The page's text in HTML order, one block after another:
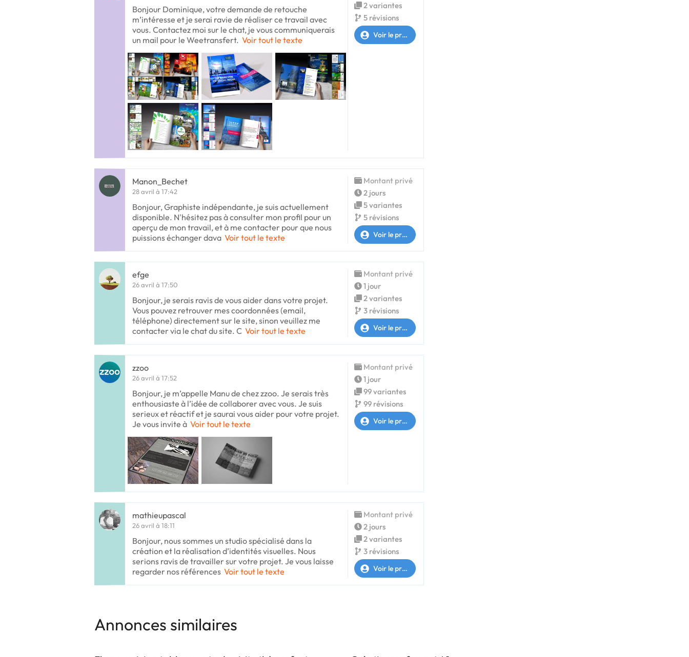
Bonjour Dominique, votre demande de retouche
m’intéresse et je serai ravie de réaliser ce travail avec
vous. Contactez moi sur le chat, je vous communiquerais
un mail pour le Weetransfert. Voir tout le texte
2 variantes
5 révisions
Voir le profil
Manon_Bechet
28 avril à 17:42
Bonjour, Graphiste indépendante, je suis actuellement
disponible. N'hésitez pas à consulter mon profil pour un
aperçu de mon travail, et à me contacter pour que nous
puissions échanger dava Voir tout le texte
Montant privé
2 jours
5 variantes
5 révisions
Voir le profil
efge
26 avril à 17:50
Bonjour, je serais ravis de vous aider dans votre projet.
Vous pouvez retrouver mes coordonnées (email,
téléphone) directement sur le site, sinon veuillez me
contacter via le chat du site. C Voir tout le texte
Montant privé
1 jour
2 variantes
3 révisions
Voir le profil
zzoo
26 avril à 17:52
Bonjour, je m’appelle Manu de chez zzoo. Je serais très
enthousiaste à l’idée de collaborer avec vous. Je suis
serieux et réactif et je saurai vous aider pour votre projet.
Je vous invite à Voir tout le texte
Montant privé
1 jour
99 variantes
99 révisions
Voir le profil
mathieupascal
26 avril à 18:11
Bonjour, nous sommes un studio spécialisé dans la
création et la réalisation d’identités visuelles. Nous
serions ravis de travailler sur votre projet. Je vous laisse
regarder nos références Voir tout le texte
Montant privé
2 jours
2 variantes
3 révisions
Voir le profil
Annonces similaires